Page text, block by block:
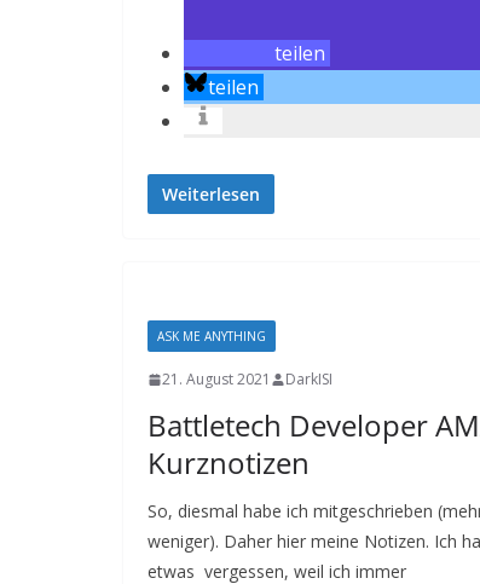
teilen
teilen
Weiterlesen
ASK ME ANYTHING
21. August 2021 DarkISI
Battletech Developer
Kurznotizen
So, diesmal habe ich mitgeschrieben
weniger). Daher hier meine Notizen. Ich
etwas vergessen, weil ich immer